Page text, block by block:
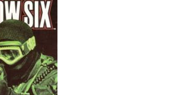
CLANCY UND DIE SPIELE
erste Roter-Oktober-Spiel (1987)
Meier und Red Storm Rising (1988)